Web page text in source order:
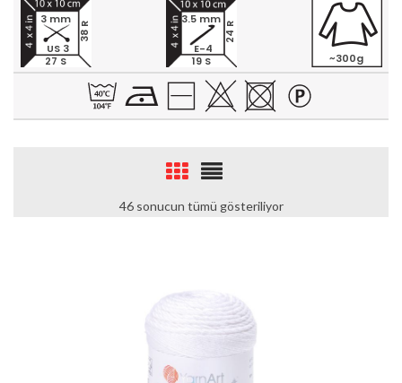
27 S
38 R
3 mm
US 3
19 S
24 R
3.5 mm
E-4
~300g
46 sonucun tümü gösteriliyor